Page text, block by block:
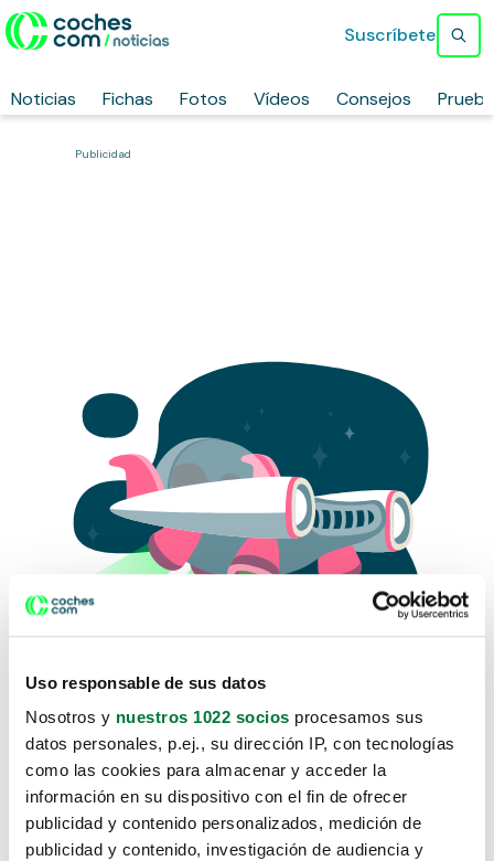
Uso responsable de sus datos
Nosotros y nuestros 1022 socios procesamos sus
datos personales, p.ej., su dirección IP, con tecnologías
como las cookies para almacenar y acceder la
información en su dispositivo con el fin de ofrecer
publicidad y contenido personalizados, medición de
publicidad y contenido, investigación de audiencia y
Noticias Fichas Fotos Vídeos Consejos
Suscríbete
Publicidad
Lo sentimos, no sabemos como
te hemos traido hasta aquí.